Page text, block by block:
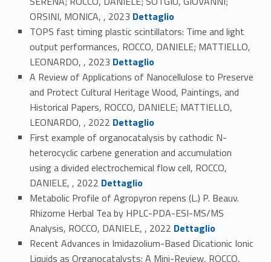
ORSINI, MONICA, , 2023 Link identifier #identifier_person_72011-12
Dettaglio
TOPS fast timing plastic scintillators: Time and light
output performances, ROCCO, DANIELE; MATTIELLO,
LEONARDO, , 2023 Link identifier #identifier_person_82209-13
Dettaglio
A Review of Applications of Nanocellulose to Preserve
and Protect Cultural Heritage Wood, Paintings, and
Historical Papers, ROCCO, DANIELE; MATTIELLO,
LEONARDO, , 2022 Link identifier #identifier_person_111495-14
Dettaglio
First example of organocatalysis by cathodic N-
heterocyclic carbene generation and accumulation
using a divided electrochemical flow cell, ROCCO,
DANIELE, , 2022 Link identifier #identifier_person_38488-15
Dettaglio
Metabolic Profile of Agropyron repens (L.) P. Beauv.
Rhizome Herbal Tea by HPLC-PDA-ESI-MS/MS
Analysis, ROCCO, DANIELE, , 2022 Link identifier #identifier_person_151579-16
Dettaglio
Recent Advances in Imidazolium-Based Dicationic Ionic
Liquids as Organocatalysts: A Mini-Review, ROCCO,